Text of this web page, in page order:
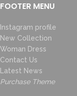
FOOTER MENU
Instagram profile
New Collection
Woman Dress
Contact Us
Latest News
Purchase Theme